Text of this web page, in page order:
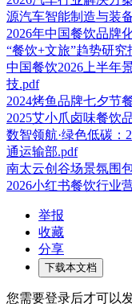
源汽车智能制造与装
2026年中国餐饮品牌
“餐饮+文旅”趋势研
中国餐饮2026上半年
技.pdf
2024烤鱼品牌七夕节
2025艾小爪卤味餐饮
数智领航·绿色低碳：
通运输部.pdf
南太云创谷场景氛围
2026小红书餐饮行业
举报
收藏
分享
下载本文档
您需要登录后才可以